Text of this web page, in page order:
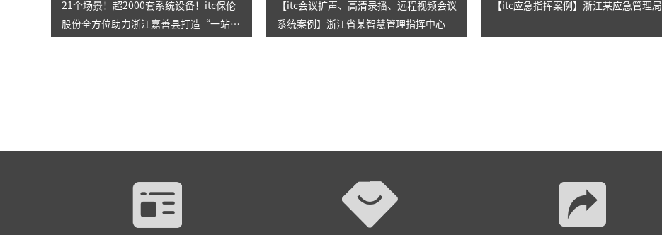
21个场景！超2000套系统设备！itc保伦
股份全方位助力浙江嘉善县打造“一站
【itc会议扩声、高清录播、远程视频会议
系统案例】浙江省某智慧管理指挥中心
【itc应急指挥案例】浙江某应急管理局